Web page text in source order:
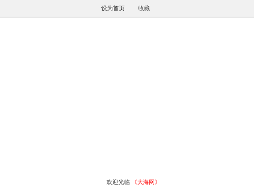
设为首页 收藏
欢迎光临 《大海网》